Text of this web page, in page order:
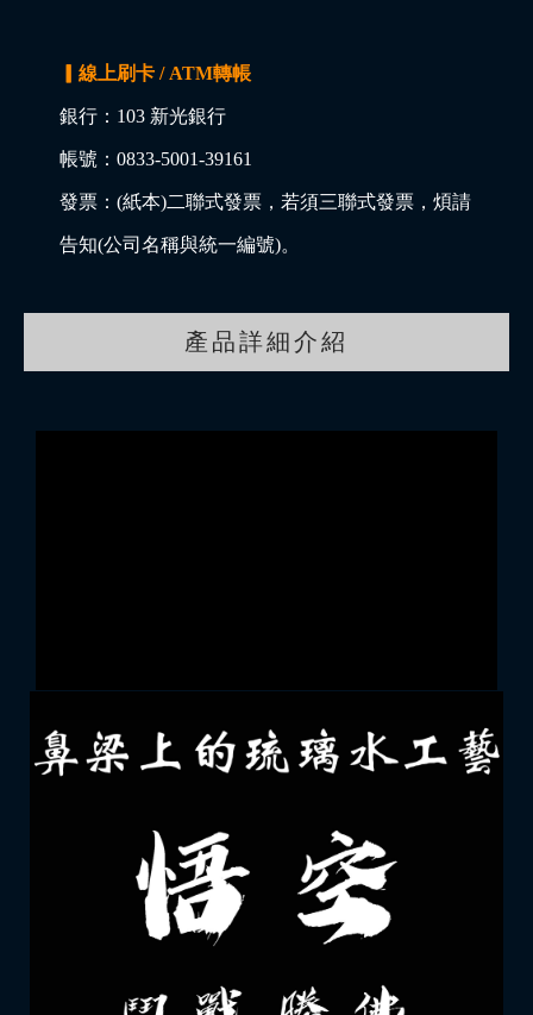
▎線上刷卡 / ATM轉帳
銀行：103 新光銀行
帳號：0833-5001-39161
發票：(紙本)二聯式發票，若須三聯式發票，煩請
告知(公司名稱與統一編號)。
產品詳細介紹